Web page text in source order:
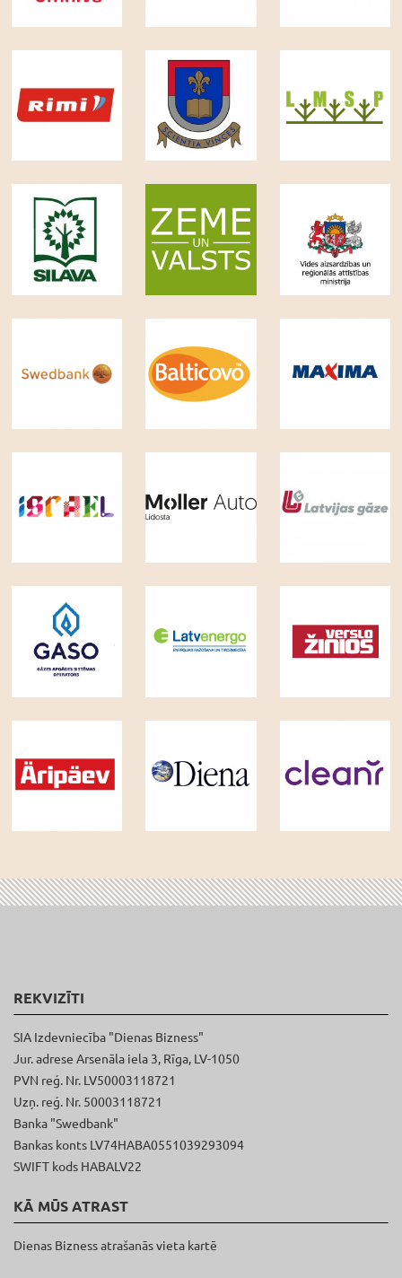
REKVIZĪTI
SIA Izdevniecība "Dienas Bizness"
Jur. adrese Arsenāla iela 3, Rīga, LV-1050
PVN reģ. Nr. LV50003118721
Uzņ. reģ. Nr. 50003118721
Banka "Swedbank"
Bankas konts LV74HABA0551039293094
SWIFT kods HABALV22
KĀ MŪS ATRAST
Dienas Bizness atrašanās vieta kartē